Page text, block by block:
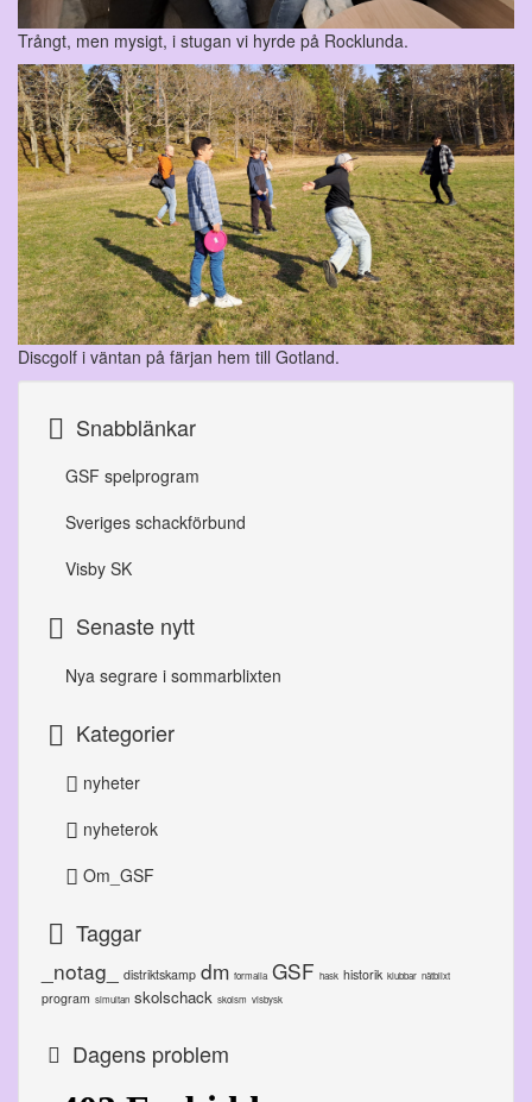
Trångt, men mysigt, i stugan vi hyrde på Rocklunda.
Discgolf i väntan på färjan hem till Gotland.
Snabblänkar
GSF spelprogram
Sveriges schackförbund
Visby SK
Senaste nytt
Nya segrare i sommarblixten
Kategorier
nyheter
nyheterok
Om_GSF
Taggar
_notag_ distriktskamp dm formalia GSF hask historik klubbar nätblixt
program simultan skolschack skolsm visbysk
Dagens problem